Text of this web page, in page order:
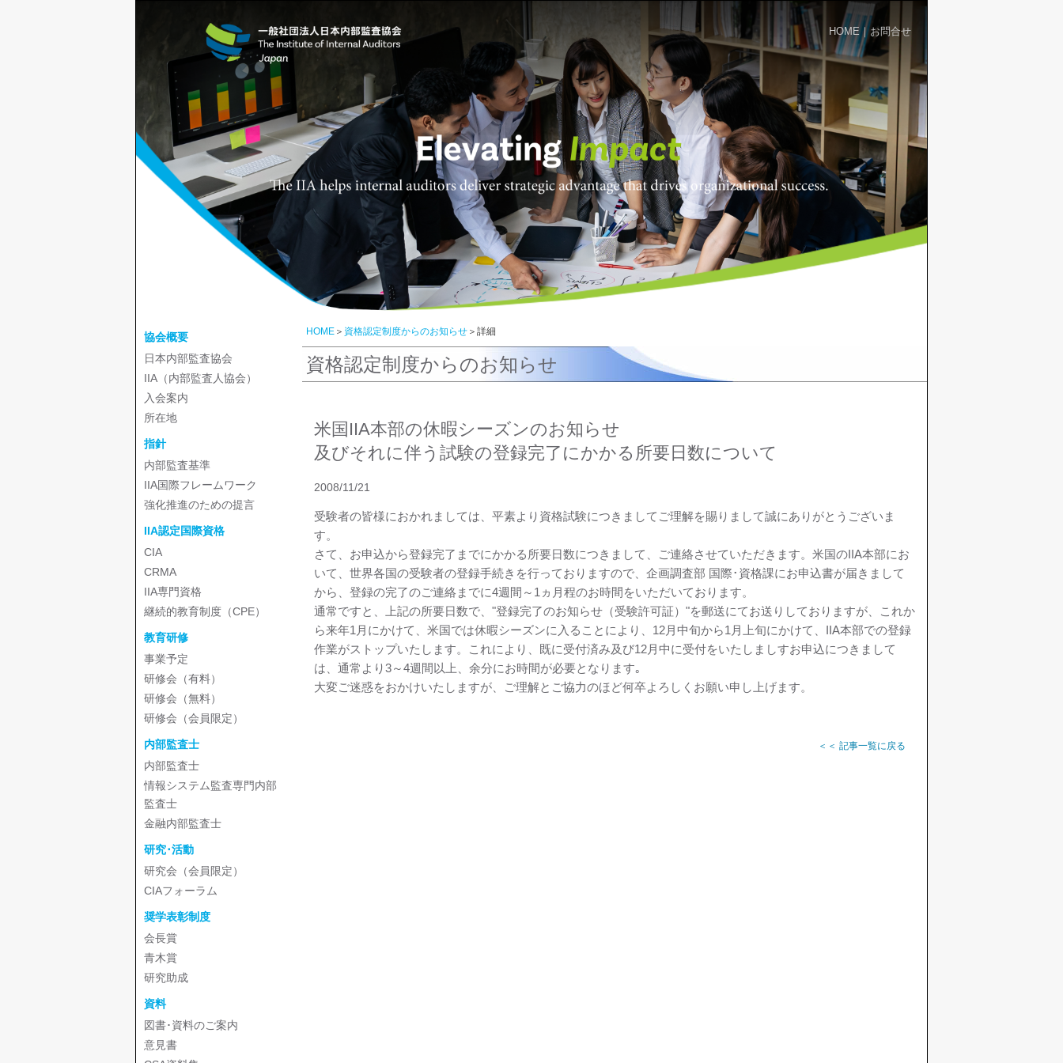
HOME｜お問合せ
協会概要
日本内部監査協会
IIA（内部監査人協会）
入会案内
所在地
指針
内部監査基準
IIA国際フレームワーク
強化推進のための提言
IIA認定国際資格
CIA
CRMA
IIA専門資格
継続的教育制度（CPE）
教育研修
事業予定
研修会（有料）
研修会（無料）
研修会（会員限定）
内部監査士
内部監査士
情報システム監査専門内部
監査士
金融内部監査士
研究･活動
研究会（会員限定）
CIAフォーラム
奨学表彰制度
会長賞
青木賞
研究助成
資料
図書･資料のご案内
意見書
HOME ＞ 資格認定制度からのお知らせ ＞詳細
資格認定制度からのお知らせ
米国IIA本部の休暇シーズンのお知らせ
及びそれに伴う試験の登録完了にかかる所要日数について
2008/11/21
受験者の皆様におかれましては、平素より資格試験につきましてご理解を賜りまして誠にありがとうございま
す。
さて、お申込から登録完了までにかかる所要日数につきまして、ご連絡させていただきます。米国のIIA本部にお
いて、世界各国の受験者の登録手続きを行っておりますので、企画調査部 国際･資格課にお申込書が届きまして
から、登録の完了のご連絡までに4週間～1ヵ月程のお時間をいただいております。
通常ですと、上記の所要日数で、"登録完了のお知らせ（受験許可証）"を郵送にてお送りしておりますが、これか
ら来年1月にかけて、米国では休暇シーズンに入ることにより、12月中旬から1月上旬にかけて、IIA本部での登録
作業がストップいたします。これにより、既に受付済み及び12月中に受付をいたしましすお申込につきまして
は、通常より3～4週間以上、余分にお時間が必要となります｡
大変ご迷惑をおかけいたしますが、ご理解とご協力のほど何卒よろしくお願い申し上げます。
＜＜ 記事一覧に戻る